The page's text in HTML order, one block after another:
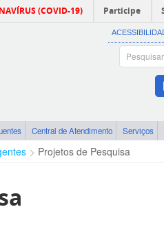
(COVID-19) Participe
Central de Atendimento Serviços
Projetos de Pesquisa